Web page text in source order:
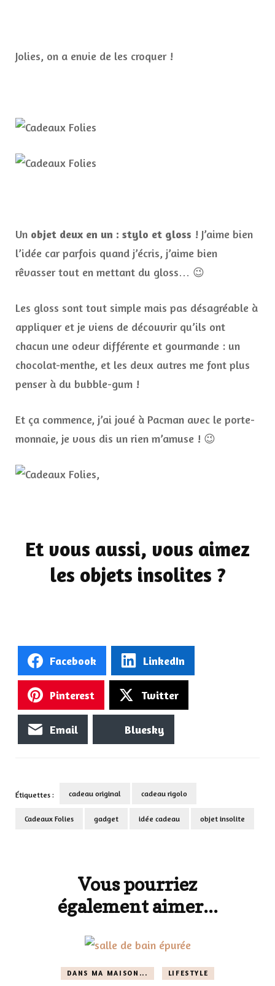
Jolies, on a envie de les croquer !
Un objet deux en un : stylo et gloss ! J’aime bien
l’idée car parfois quand j’écris, j’aime bien
rêvasser tout en mettant du gloss… 😉
Les gloss sont tout simple mais pas désagréable à
appliquer et je viens de découvrir qu’ils ont
chacun une odeur différente et gourmande : un
chocolat-menthe, et les deux autres me font plus
penser à du bubble-gum !
Et ça commence, j’ai joué à Pacman avec le porte-
monnaie, je vous dis un rien m’amuse ! 😉
Et vous aussi, vous aimez
les objets insolites ?
Facebook LinkedIn
Pinterest Twitter
Email Bluesky
Étiquettes : cadeau original cadeau rigolo
Cadeaux Folies gadget idée cadeau objet insolite
Vous pourriez
également aimer...
DANS MA MAISON... LIFESTYLE